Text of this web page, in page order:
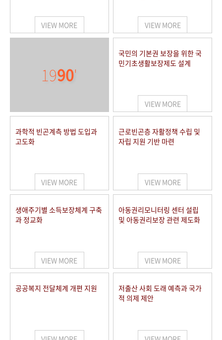
VIEW MORE VIEW MORE
1990'
국민의 기본권 보장을 위한 국
민기초생활보장제도 설계
VIEW MORE
과학적 빈곤계측 방법 도입과
고도화
VIEW MORE
근로빈곤층 자활정책 수립 및
자립 지원 기반 마련
VIEW MORE
생애주기별 소득보장체계 구축
과 정교화
VIEW MORE
아동권리모니터링 센터 설립
및 아동권리보장 관련 제도화
VIEW MORE
공공복지 전달체계 개편 지원
저출산 사회 도래 예측과 국가
적 의제 제안